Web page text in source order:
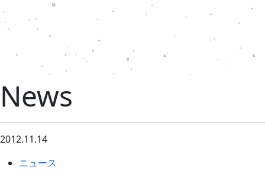
News
2012.11.14
ニュース